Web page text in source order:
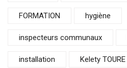
FORMATION hygiène
inspecteurs communaux
installation Kelety TOURE